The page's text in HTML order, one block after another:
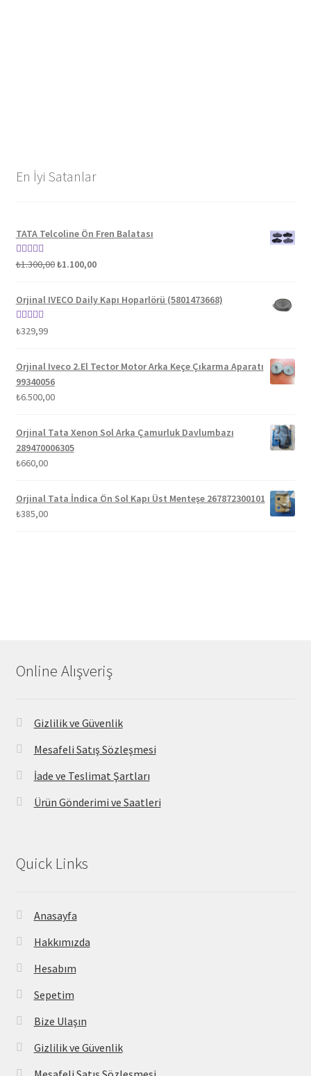
En İyi Satanlar
TATA Telcoline Ön Fren Balatası
5 üzerinden
₺1.300,00Orijinal
₺1.300,00.
₺1.100,00Şu
fiyat:
Orjinal IVECO Daily Kapı Hoparlörü (5801473668)
5 üzerinden
₺329,99
Orjinal Iveco 2.El Tector Motor Arka Keçe Çıkarma Aparatı
99340056
₺6.500,00
Orjinal Tata Xenon Sol Arka Çamurluk Davlumbazı
289470006305
₺660,00
Orjinal Tata İndica Ön Sol Kapı Üst Menteşe 267872300101
₺385,00
Online Alışveriş
Gizlilik ve Güvenlik
Mesafeli Satış Sözleşmesi
İade ve Teslimat Şartları
Ürün Gönderimi ve Saatleri
Quick Links
Anasayfa
Hakkımızda
Hesabım
Sepetim
Bize Ulaşın
Gizlilik ve Güvenlik